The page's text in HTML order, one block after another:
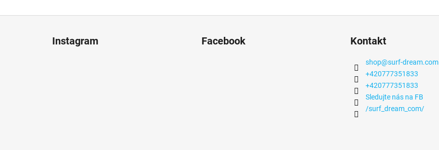
Instagram Facebook Kontakt
shop@surf-dream.com
+420777351833
+420777351833
Sledujte nás na FB
/surf_dream_com/